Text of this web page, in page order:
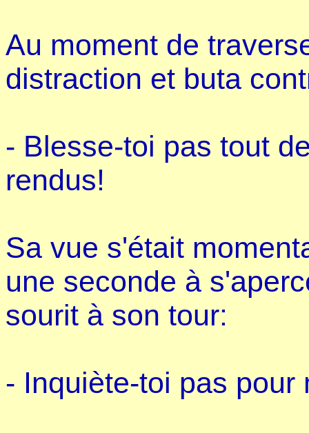
Au moment de
distraction et buta
- Blesse-toi pas tout
rendus!
Sa vue s'était
une seconde à
sourit à son tour:
- Inquiète-toi pas pour